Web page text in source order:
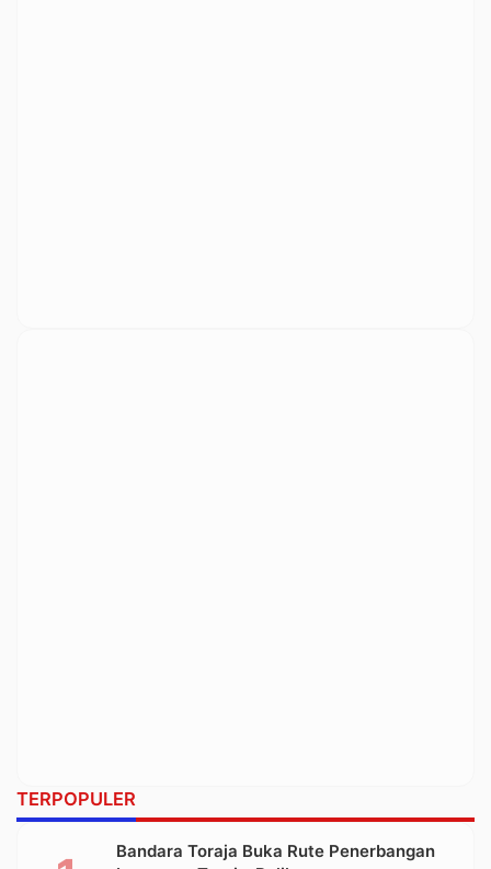
TERPOPULER
Bandara Toraja Buka Rute Penerbangan